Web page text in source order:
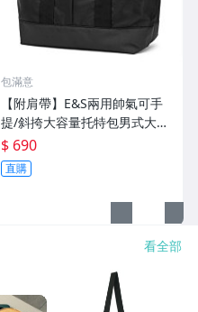
包滿意
【附肩帶】E&S兩用帥氣可手
提/斜挎大容量托特包男式大包
短途旅行包潮流手提包工作包
通勤包
$ 690
直購
看全部